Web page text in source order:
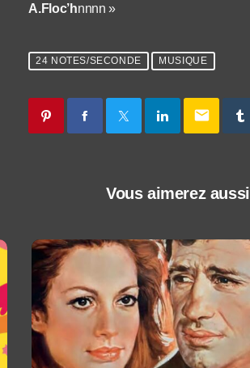
A.Floc’hnnnn »
24 NOTES/SECONDE MUSIQUE
email
Vous aimerez aussi